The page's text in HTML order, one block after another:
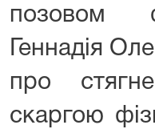
позовом
Геннадія
про
скаргою